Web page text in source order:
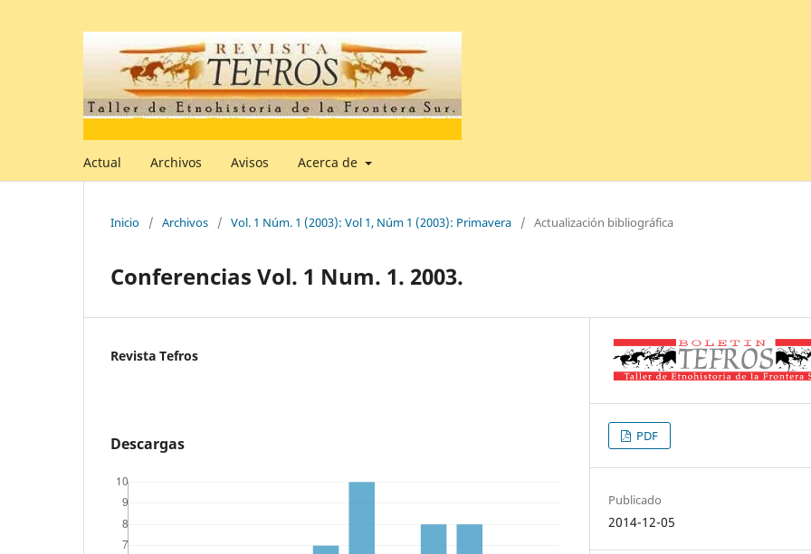
Actual Archivos Avisos Acerca de
Inicio / Archivos / Vol. 1 Núm. 1 (2003): Vol 1, Núm 1 (2003): Primavera / Actualización bibliográfica
Conferencias Vol. 1 Num. 1. 2003.
Revista Tefros
Descargas PDF
Publicado
2014-12-05